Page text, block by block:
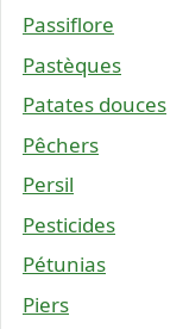
Passiflore
Pastèques
Patates douces
Pêchers
Persil
Pesticides
Pétunias
Piers